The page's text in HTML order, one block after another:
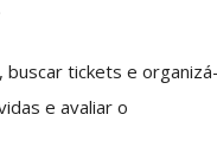
buscar tickets e
e avaliar o